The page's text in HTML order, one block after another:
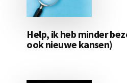
Help, ik heb minder
ook nieuwe kansen)